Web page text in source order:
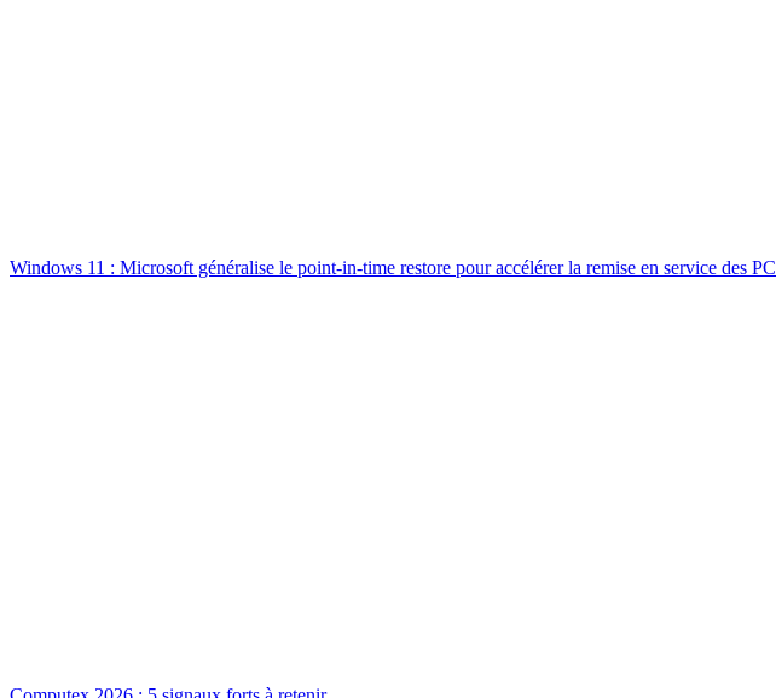
Windows 11 : Microsoft généralise le point-in-time restore pour accélérer la remise en service des PC